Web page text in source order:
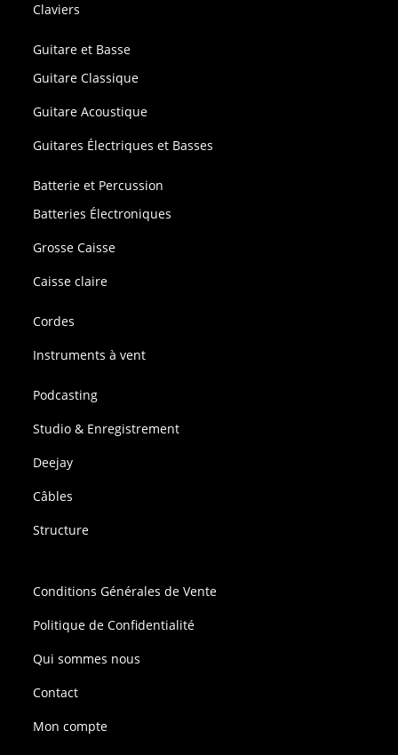
Claviers
Guitare et Basse
Guitare Classique
Guitare Acoustique
Guitares Électriques et Basses
Batterie et Percussion
Batteries Électroniques
Grosse Caisse
Caisse claire
Cordes
Instruments à vent
Podcasting
Studio & Enregistrement
Deejay
Câbles
Structure
Conditions Générales de Vente
Politique de Confidentialité
Qui sommes nous
Contact
Mon compte